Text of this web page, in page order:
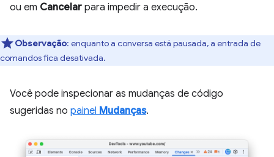
ou em Cancelar para impedir a execução.
Observação: enquanto a conversa está pausada, a entrada de
comandos fica desativada.
Você pode inspecionar as mudanças de código
sugeridas no painel Mudanças.